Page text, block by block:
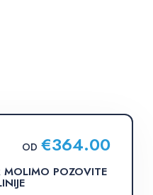
OD €364.00
POZOVITE